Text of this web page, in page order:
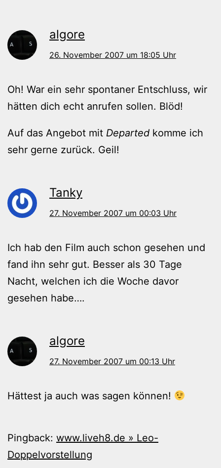
algore
26. November 2007 um 18:05 Uhr
Oh! War ein sehr spontaner Entschluss, wir
hätten dich echt anrufen sollen. Blöd!
Auf das Angebot mit Departed komme ich
sehr gerne zurück. Geil!
Tanky
27. November 2007 um 00:03 Uhr
Ich hab den Film auch schon gesehen und
fand ihn sehr gut. Besser als 30 Tage
Nacht, welchen ich die Woche davor
gesehen habe….
algore
27. November 2007 um 00:13 Uhr
Hättest ja auch was sagen können!
Pingback: www.liveh8.de » Leo-
Doppelvorstellung